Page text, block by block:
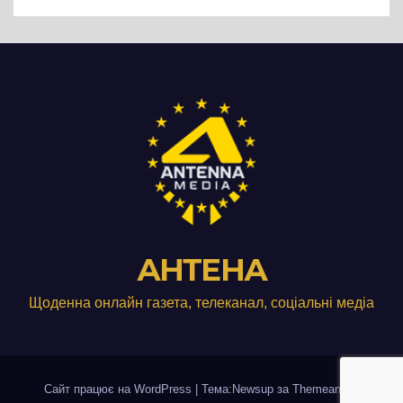
АНТЕНА
Щоденна онлайн газета, телеканал, соціальні медіа
Сайт працює на WordPress Тема:Newsup за Themeansar